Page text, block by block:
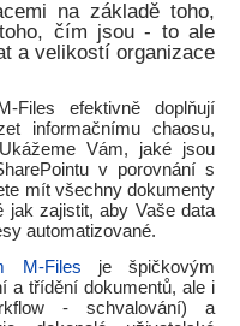
na základě toho,
čím jsou - to ale
a velikostí organizace
efektivně doplňují
informačnímu chaosu,
Vám, jaké jsou
v porovnání s
mít všechny dokumenty
jak zajistit, aby Vaše data
automatizované.
M-Files je špičkovým
a třídění dokumentů, ale i
- schvalování) a